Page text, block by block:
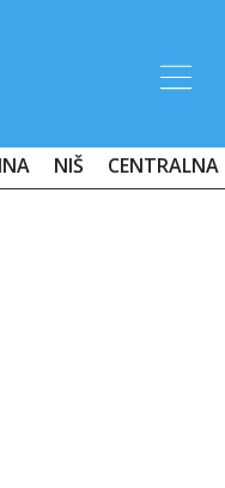
NIŠ CENTRALNA